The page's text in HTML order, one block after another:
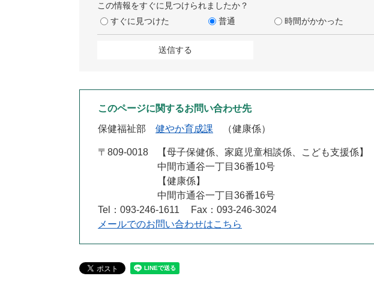
この情報をすぐに見つけられましたか？
すぐに見つけた
普通 時間がかかった
このページに関するお問い合わせ先
保健福祉部
健やか育成課 健康係
〒809-0018
【母子保健係、家庭児童相談係、こども支援係】
中間市通谷一丁目36番10号
【健康係】
中間市通谷一丁目36番16号
Tel：093-246-1611
Fax：093-246-3024
メールでのお問い合わせはこちら